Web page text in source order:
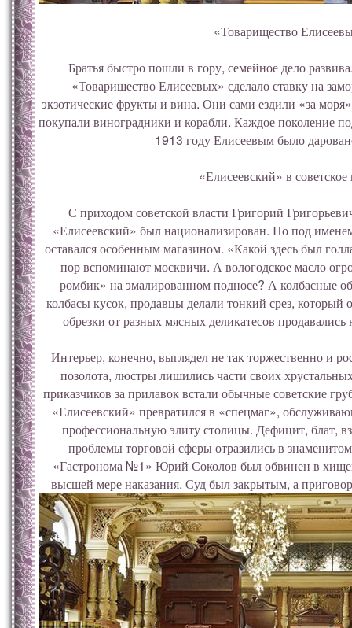
«Товарищество
Братья быстро пошли в гору, семейное дело
«Товарищество Елисеевых» сделало ставку на
экзотические фрукты и вина. Они сами ездили «за
покупали виноградники и корабли. Каждое поколение
1913 году Елисеевым было
«Елисеевский» в советское
С приходом советской власти Григорий
«Елисеевский» был национализирован. Но под
оставался особенным магазином. «Какой здесь был
пор вспоминают москвичи. А вологодское масло
ромбик» на эмалированном подносе? А колбасные
колбасы кусок, продавцы делали тонкий срез, который
обрезки от разных мясных деликатесов
Интерьер, конечно, выглядел не так торжественно и
позолота, люстры лишились части своих
приказчиков за прилавок встали обычные советские
«Елисеевский» превратился в «спецмаг»,
профессиональную элиту столицы. Дефицит, блат,
проблемы торговой сферы отразились в
«Гастронома №1» Юрий Соколов был обвинен в
высшей мере наказания. Суд был закрытым, а